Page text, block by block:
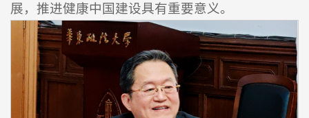
展，推进健康中国建设具有重要意义。